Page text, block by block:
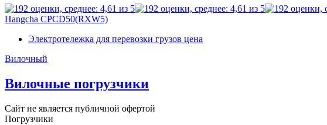
Hangcha CPCD50(RXW5)
Электротележка для перевозки грузов цена
Вилочный
Вилочные погрузчики
Сайт не является публичной офертой
Погрузчики